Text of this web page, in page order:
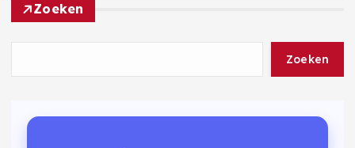
Zoeken
Zoeken